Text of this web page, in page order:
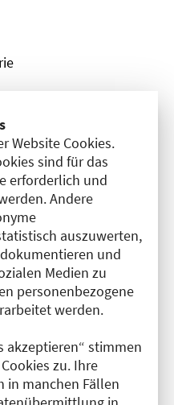
Website Cookies.
sind für das
erforderlich und
Andere
auszuwerten,
und
Medien zu
personenbezogene
werden.
akzeptieren“ stimmen
zu. Ihre
in manchen Fällen
und